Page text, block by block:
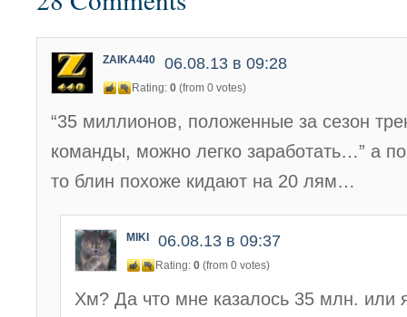
ZAIKA440 06.08.13 в 09:28
Rating: 0 (from 0 votes)
“35 миллионов, положенные за сезон
команды, можно легко заработать…” а
то блин похоже кидают на 20 лям…
MIKI 06.08.13 в 09:37
Rating: 0 (from 0 votes)
Хм? Да что мне казалось 35 млн. или